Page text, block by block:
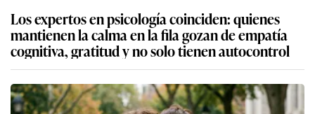
Los expertos en psicología coinciden: quienes
mantienen la calma en la fila gozan de empatía
cognitiva, gratitud y no solo tienen autocontrol